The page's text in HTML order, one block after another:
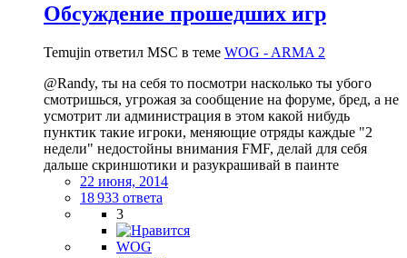
Обсуждение прошедших игр
Temujin ответил MSC в теме WOG - ARMA 2
@Randy, ты на себя то посмотри насколько ты убого
смотришься, угрожая за сообщение на форуме, бред, а не
усмотрит ли администрация в этом какой нибудь
пунктик такие игроки, меняющие отряды каждые "2
недели" недостойны внимания FMF, делай для себя
дальше скриншотики и разукрашивай в паинте
22 июня, 2014
18 933 ответа
3
WOG